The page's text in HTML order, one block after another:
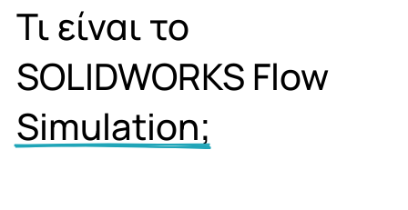
Τι είναι το
SOLIDWORKS Flow
Simulation;